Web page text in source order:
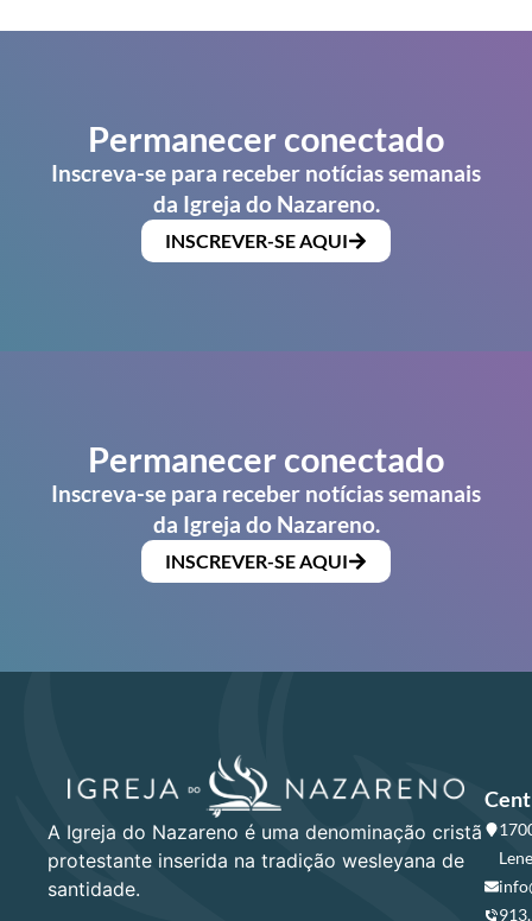
Permanecer conectado
Inscreva-se para receber notícias semanais
da Igreja do Nazareno.
INSCREVER-SE AQUI
Permanecer conectado
Inscreva-se para receber notícias semanais
da Igreja do Nazareno.
INSCREVER-SE AQUI
A Igreja do Nazareno é uma denominação cristã
protestante inserida na tradição wesleyana de
santidade.